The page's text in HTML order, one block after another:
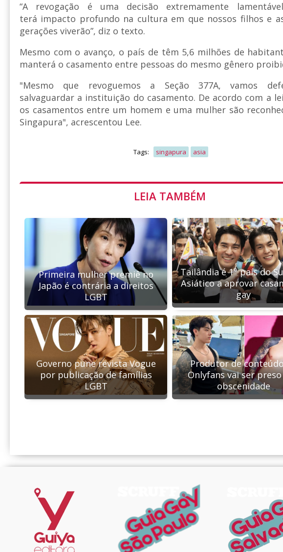
“A revogação é uma decisão extremamente
terá impacto profundo na cultura em que nossos filhos e
gerações viverão”, diz o texto.
Mesmo com o avanço, o país de têm 5,6 milhões de
manterá o casamento entre pessoas do mesmo gênero
"Mesmo que revoguemos a Seção 377A, vamos
salvaguardar a instituição do casamento. De acordo com a
os casamentos entre um homem e uma mulher são
Singapura", acrescentou Lee.
Tags: singapura asia
LEIA TAMBÉM
Primeira mulher premiê no
Japão é contrária a direitos
LGBT
Tailândia é 1º país do
Asiático a aprovar
gay
Governo pune revista Vogue
por publicação de famílias
LGBT
Produtor de
Onlyfans vai ser
obscenidade